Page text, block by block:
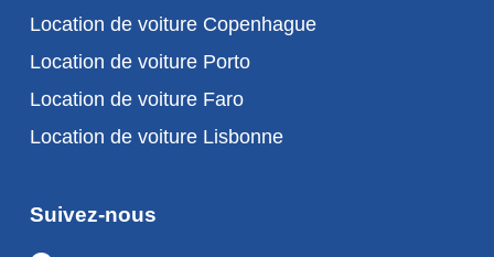
Location de voiture Copenhague
Location de voiture Porto
Location de voiture Faro
Location de voiture Lisbonne
Suivez-nous